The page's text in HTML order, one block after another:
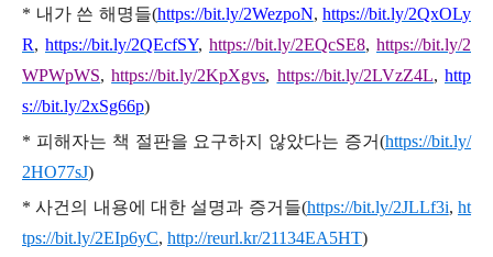
* 내가 쓴 해명들(https://bit.ly/2WezpoN, https://bit.ly/2QxOLy
R, https://bit.ly/2QEcfSY, https://bit.ly/2EQcSE8, https://bit.ly/2
WPWpWS,https://bit.ly/2KpXgvs, https://bit.ly/2LVzZ4L,http
s://bit.ly/2xSg66p)
* 피해자는 책 절판을 요구하지 않았다는 증거(https://bit.ly/
2HO77sJ)
*사건의 내용에 대한 설명과 증거들(https://bit.ly/2JLLf3i,ht
tps://bit.ly/2EIp6yC, http://reurl.kr/21134EA5HT)